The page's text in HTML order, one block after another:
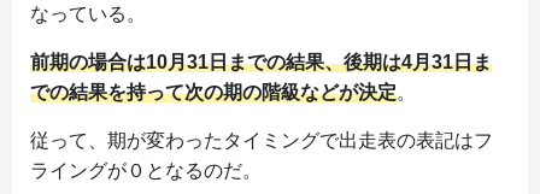
なっている。
前期の場合は10月31日までの結果、後期は4月31日ま
での結果を持って次の期の階級などが決定。
従って、期が変わったタイミングで出走表の表記はフ
ライングが０となるのだ。